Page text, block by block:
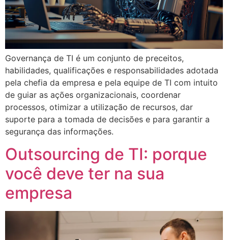
Governança de TI é um conjunto de preceitos,
habilidades, qualificações e responsabilidades adotada
pela chefia da empresa e pela equipe de TI com intuito
de guiar as ações organizacionais, coordenar
processos, otimizar a utilização de recursos, dar
suporte para a tomada de decisões e para garantir a
segurança das informações.
Outsourcing de TI: porque
você deve ter na sua
empresa